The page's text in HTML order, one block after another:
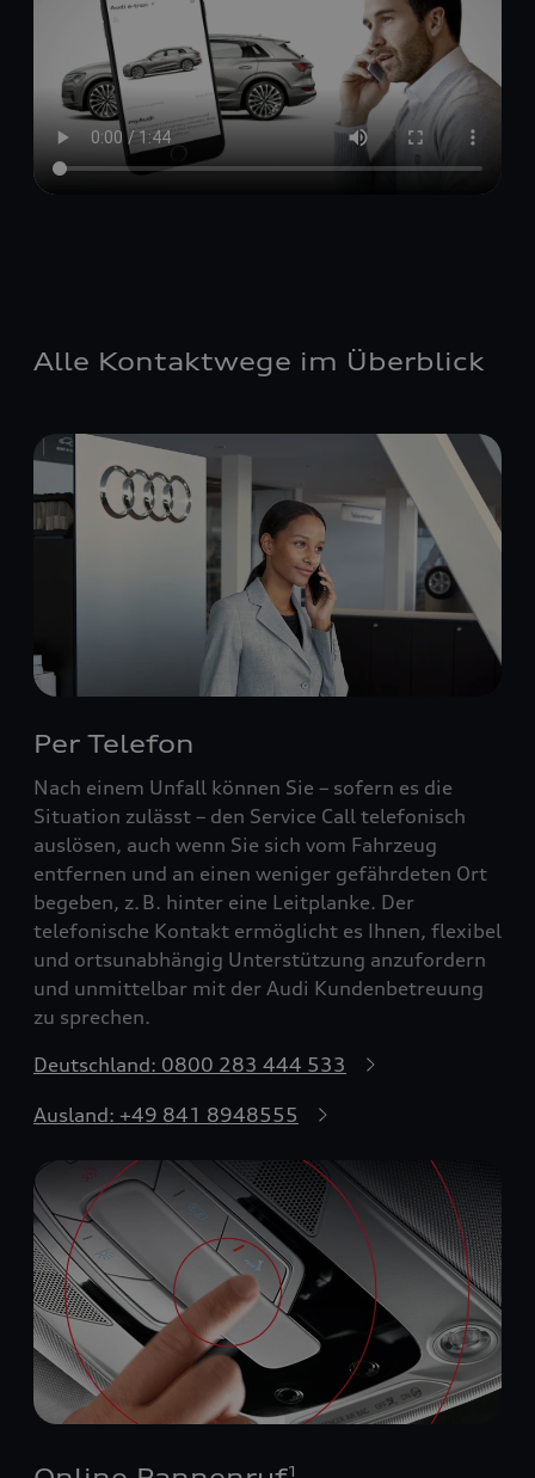
Alle Kontaktwege im Überblick
Per Telefon
Nach einem Unfall können Sie – sofern es die
Situation zulässt – den Service Call telefonisch
auslösen, auch wenn Sie sich vom Fahrzeug
entfernen und an einen weniger gefährdeten Ort
begeben, z. B. hinter eine Leitplanke. Der
telefonische Kontakt ermöglicht es Ihnen, flexibel
und ortsunabhängig Unterstützung anzufordern
und unmittelbar mit der Audi Kundenbetreuung
zu sprechen.
Deutschland: 0800 283 444 533
Ausland: +49 841 8948555
1